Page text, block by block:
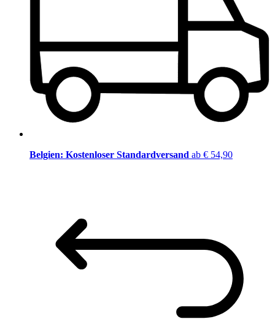
Belgien: Kostenloser Standardversand ab € 54,90